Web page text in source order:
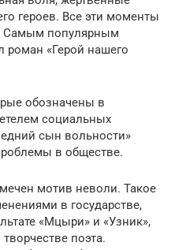
героев. Все эти моменты
Самым популярным
роман «Герой нашего
обозначены в
социальных
сын вольности»
в обществе.
мотив неволи. Такое
в государстве,
«Мцыри» и «Узник»,
поэта.